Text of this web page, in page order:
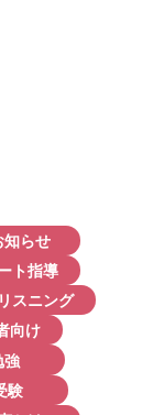
知らせ
ト指導
リスニング
向け
強
験